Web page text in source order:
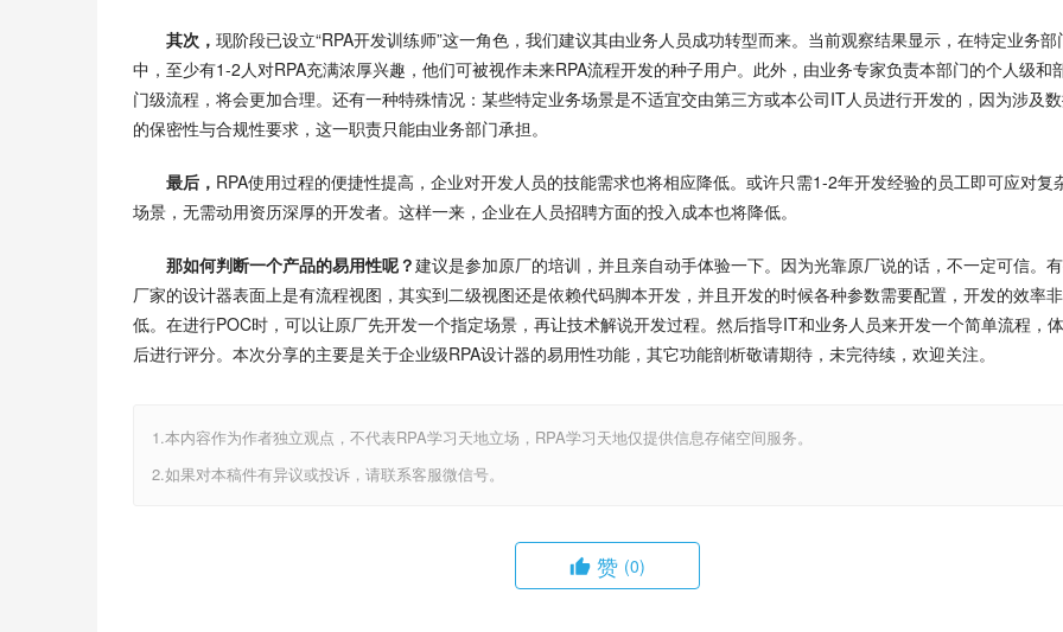
其次， 现阶段已设立“RPA开发训练师”这一角色，我们建议其由业务人员成功转型而来。当前观察结果显示，在特定业务部
中，至少有1-2人对RPA充满浓厚兴趣，他们可被视作未来RPA流程开发的种子用户。此外，由业务专家负责本部门的个人级和
门级流程，将会更加合理。还有一种特殊情况：某些特定业务场景是不适宜交由第三方或本公司IT人员进行开发的，因为涉及
的保密性与合规性要求，这一职责只能由业务部门承担。
最后， RPA使用过程的便捷性提高，企业对开发人员的技能需求也将相应降低。或许只需1-2年开发经验的员工即可应对复
场景，无需动用资历深厚的开发者。这样一来，企业在人员招聘方面的投入成本也将降低。
那如何判断一个产品的易用性呢？建议是参加原厂的培训，并且亲自动手体验一下。因为光靠原厂说的话，不一定可信。
厂家的设计器表面上是有流程视图，其实到二级视图还是依赖代码脚本开发，并且开发的时候各种参数需要配置，开发的效率
低。在进行POC时，可以让原厂先开发一个指定场景，再让技术解说开发过程。然后指导IT和业务人员来开发一个简单流程，
后进行评分。本次分享的主要是关于企业级RPA设计器的易用性功能，其它功能剖析敬请期待，未完待续，欢迎关注。
1.本内容作为作者独立观点，不代表RPA学习天地立场，RPA学习天地仅提供信息存储空间服务。
2.如果对本稿件有异议或投诉，请联系客服微信号。
赞 (0)